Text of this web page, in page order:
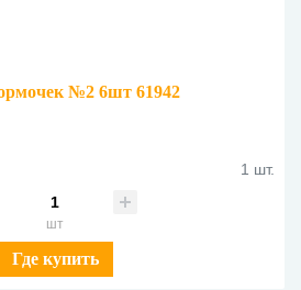
№2 6шт 61942
1 шт.
шт
Где купить